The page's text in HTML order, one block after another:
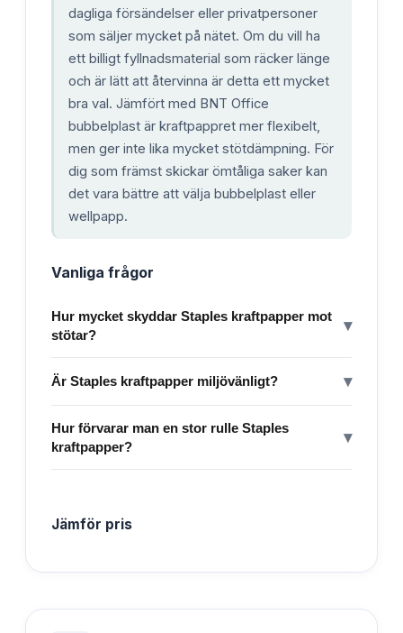
dagliga försändelser eller privatpersoner
som säljer mycket på nätet. Om du vill ha
ett billigt fyllnadsmaterial som räcker länge
och är lätt att återvinna är detta ett mycket
bra val. Jämfört med BNT Office
bubbelplast är kraftpappret mer flexibelt,
men ger inte lika mycket stötdämpning. För
dig som främst skickar ömtåliga saker kan
det vara bättre att välja bubbelplast eller
wellpapp.
Vanliga frågor
Hur mycket skyddar Staples kraftpapper mot
stötar?
▾
Är Staples kraftpapper miljövänligt? ▾
Hur förvarar man en stor rulle Staples
kraftpapper?
▾
Jämför pris